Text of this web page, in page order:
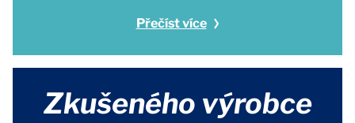
Přečíst více
Zkušeného výrobce